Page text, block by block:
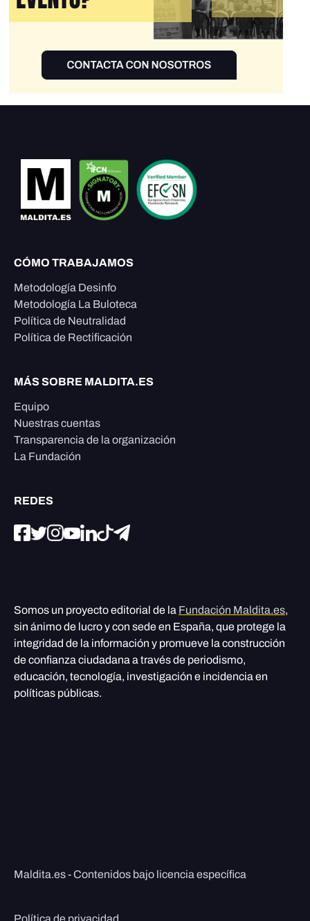
CÓMO TRABAJAMOS
Metodología Desinfo
Metodología La Buloteca
Política de Neutralidad
Política de Rectificación
MÁS SOBRE MALDITA.ES
Equipo
Nuestras cuentas
Transparencia de la organización
La Fundación
REDES
Somos un proyecto editorial de la Fundación Maldita.es,
sin ánimo de lucro y con sede en España, que protege la
integridad de la información y promueve la construcción
de confianza ciudadana a través de periodismo,
educación, tecnología, investigación e incidencia en
políticas públicas.
Maldita.es - Contenidos bajo licencia específica